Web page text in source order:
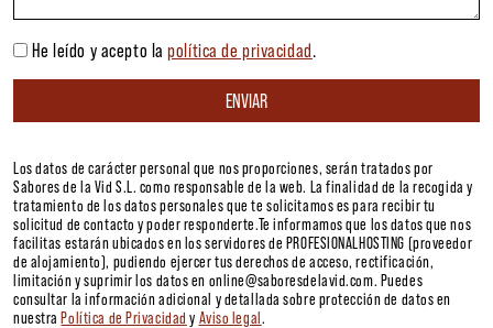
He leído y acepto lapolítica de privacidad.
Los datos de carácter personal que nos proporciones, serán tratados por
Sabores de la Vid S.L. como responsable de la web. La finalidad de la recogida y
tratamiento de los datos personales que te solicitamos es para recibir tu
solicitud de contacto y poder responderte.Te informamos que los datos que nos
facilitas estarán ubicados en los servidores de PROFESIONALHOSTING (proveedor
de alojamiento), pudiendo ejercer tus derechos de acceso, rectificación,
limitación y suprimir los datos en online@saboresdelavid.com. Puedes
consultar la información adicional y detallada sobre protección de datos en
nuestraPolítica de Privacidad y Aviso legal.